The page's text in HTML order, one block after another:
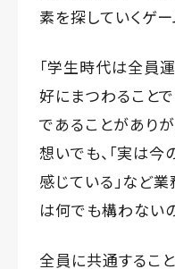
素を探していくゲー
「学生時代は全員
好にまつわること
であることがあり
想いでも、「実は
感じている」など
は何でも構わない
全員に共通するこ